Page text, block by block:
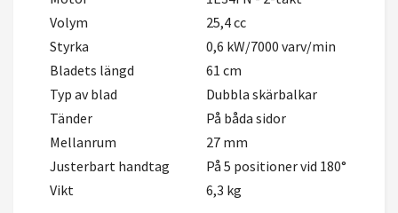
Volym
25,4 cc
Styrka
0,6 kW/7000 varv/min
Bladets längd
61 cm
Typ av blad
Dubbla skärbalkar
Tänder
På båda sidor
Mellanrum
27 mm
Justerbart handtag
På 5 positioner vid 180°
Vikt
6,3 kg